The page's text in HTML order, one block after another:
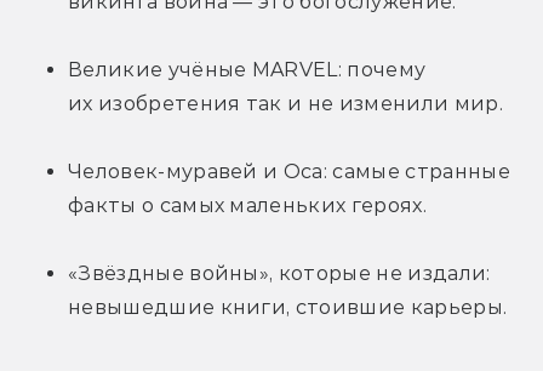
Великие учёные MARVEL: почему
их изобретения так и не изменили мир.
Человек-муравей и Оса: самые странные
факты о самых маленьких героях.
«Звёздные войны», которые не издали:
невышедшие книги, стоившие карьеры.